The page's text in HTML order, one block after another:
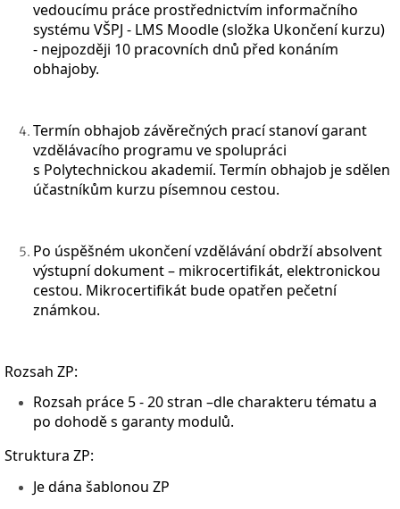
vedoucímu práce prostřednictvím informačního
systému VŠPJ - LMS Moodle (složka Ukončení kurzu)
- nejpozději 10 pracovních dnů před konáním
obhajoby.
Termín obhajob závěrečných prací stanoví garant
vzdělávacího programu ve spolupráci
s Polytechnickou akademií. Termín obhajob je sdělen
účastníkům kurzu písemnou cestou.
Po úspěšném ukončení vzdělávání obdrží absolvent
výstupní dokument – mikrocertifikát, elektronickou
cestou. Mikrocertifikát bude opatřen pečetní
známkou.
Rozsah ZP:
Rozsah práce 5 - 20 stran –dle charakteru tématu a
po dohodě s garanty modulů.
Struktura ZP:
Je dána šablonou ZP